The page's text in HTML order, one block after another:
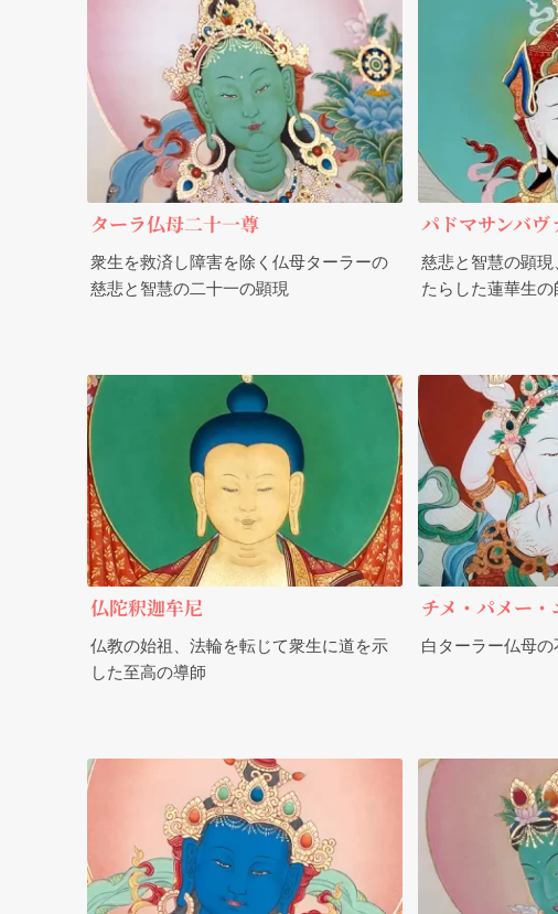
ターラ仏母二十一尊
衆生を救済し障害を除く仏母ターラーの
慈悲と智慧の二十一の顕現
パドマサンバヴ
慈悲と智慧の顕
たらした蓮華生の
仏陀釈迦牟尼
仏教の始祖、法輪を転じて衆生に道を示
した至高の導師
チメ・パメー・
白ターラー仏母